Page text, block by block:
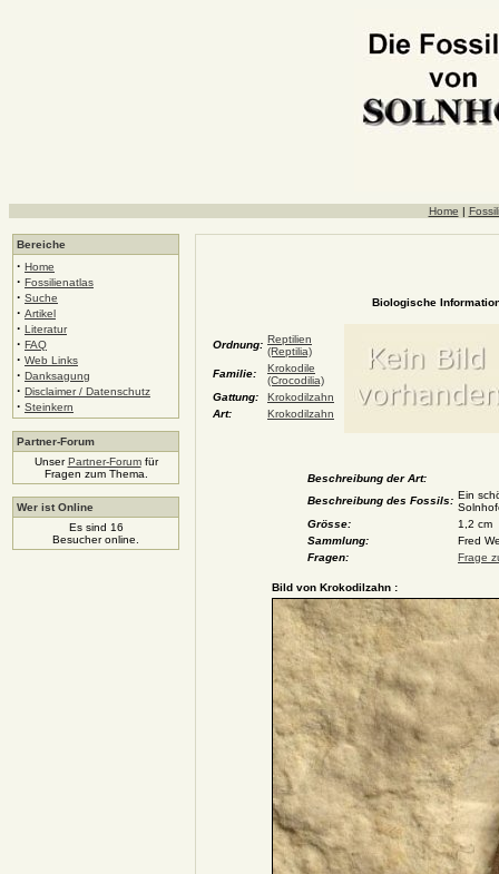
Home |
Bereiche
· Home
· Fossilienatlas
· Suche
· Artikel
· Literatur
· FAQ
· Web Links
· Danksagung
· Disclaimer / Datenschutz
· Steinkern
Partner-Forum
UnserPartner-Forumfür
Fragen zum Thema.
Wer ist Online
Es sind 16
Besucher online.
Biologische
Ordnung: Reptilien
(Reptilia)
Familie:
Krokodile
(Crocodilia)
Gattung:
Krokodilzahn
Art:
Krokodilzahn
Beschreibung der Art:
Beschreibung des Fossils: Ein
Grösse:
1,2 cm
Sammlung:
Fred
Fragen:
Frage
Bild von Krokodilzahn :